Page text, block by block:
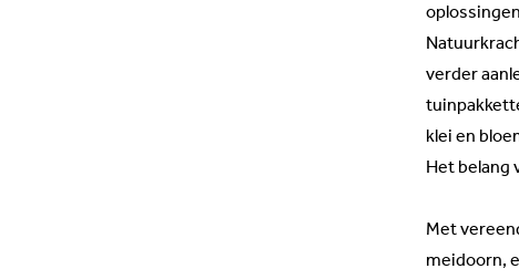
verder
klei en
Het belang
Met
meidoorn,